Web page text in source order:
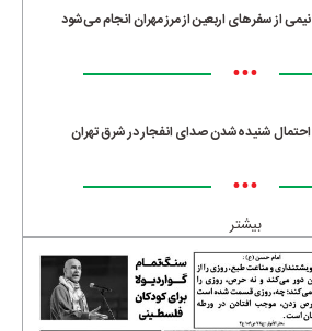
نیمی از سفرهای اربعین از مرز مهران انجام می‌شود
•••
احتمال شنیده‌شدن صدای انفجار در شرق تهران
•••
بیشتر